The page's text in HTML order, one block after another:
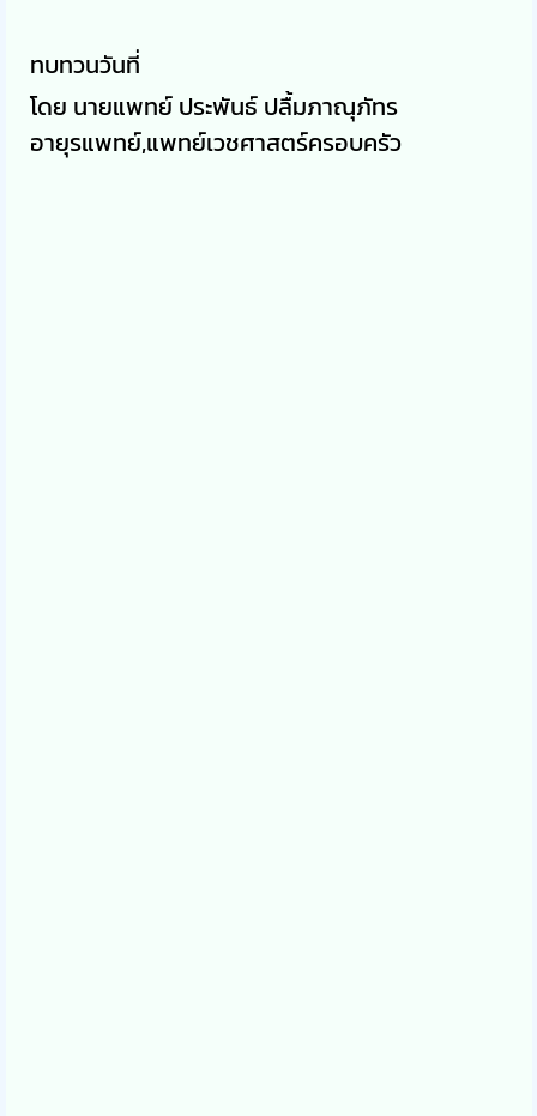
ทบทวนวันที่
โดย นายแพทย์ ประพันธ์ ปลื้มภาณุภัทร
อายุรแพทย์,แพทย์เวชศาสตร์ครอบครัว